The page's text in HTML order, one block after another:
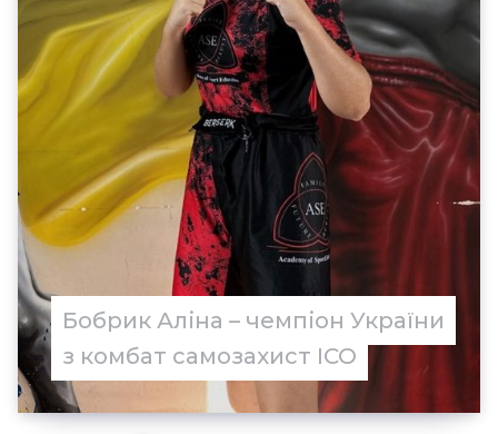
Бобрик Аліна – чемпіон України
з комбат самозахист ІСО